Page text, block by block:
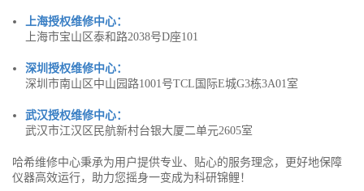
上海授权维修中心：
上海市宝山区泰和路2038号D座101
深圳授权维修中心：
深圳市南山区中山园路1001号TCL国际E城G3栋3A01室
武汉授权维修中心：
武汉市江汉区民航新村台银大厦二单元2605室
哈希维修中心秉承为用户提供专业、贴心的服务理念，更好地保障
仪器高效运行，助力您摇身一变成为科研锦鲤！